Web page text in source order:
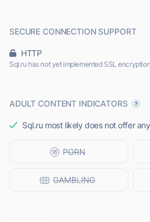
SECURE CONNECTION SUPPORT
HTTP
Sql.ru has not yet implemented SSL
ADULT CONTENT INDICATORS
Sql.ru most likely does not offer